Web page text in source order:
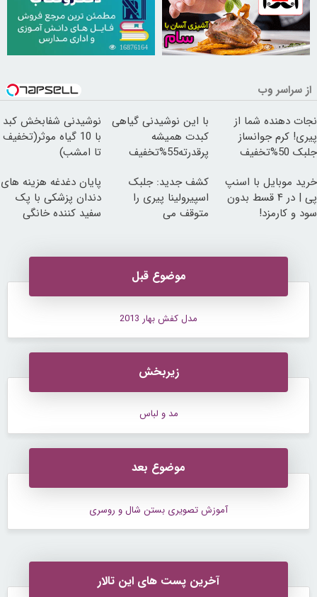
30254779
16876164
از سراسر وب
نجات دهنده شما از
پیری! کرم جوانساز
جلبک 50%تخفیف
با این نوشیدنی گیاهی
کبدت همیشه
پرقدرته55%تخفیف
نوشیدنی شفابخش کبد
با 10 گیاه موثر(تخفیف
تا امشب)
خرید موبایل با اسنپ
پی | در ۴ قسط بدون
سود و کارمزد!
کشف جدید: جلبک
اسپیرولینا پیری را
متوقف می
پایان دغدغه هزینه های
دندان پزشکی با پک
سفید کننده خانگی
موضوع قبل
مدل کفش بهار 2013
زیربخش
مد و لباس
موضوع بعد
آموزش تصویری بستن شال و روسری
آخرین پست های این تالار